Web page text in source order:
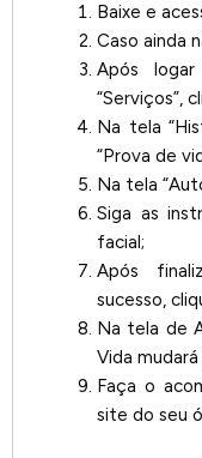
Baixe e
Caso ainda
Após
“Serviços”,
Na tela
“Prova de
Na tela
Siga as
facial;
Após
sucesso,
Na tela de
Vida mudará
Faça o
site do seu